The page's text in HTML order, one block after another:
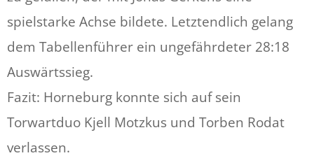
spielstarke Achse bildete. Letztendlich gelang
dem Tabellenführer ein ungefährdeter 28:18
Auswärtssieg.
Fazit: Horneburg konnte sich auf sein
Torwartduo Kjell Motzkus und Torben Rodat
verlassen.